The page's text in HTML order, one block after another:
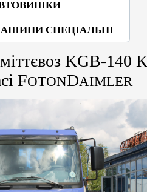
СПЕЦІАЛЬНІ
KGB-
FOTONDAIMLER